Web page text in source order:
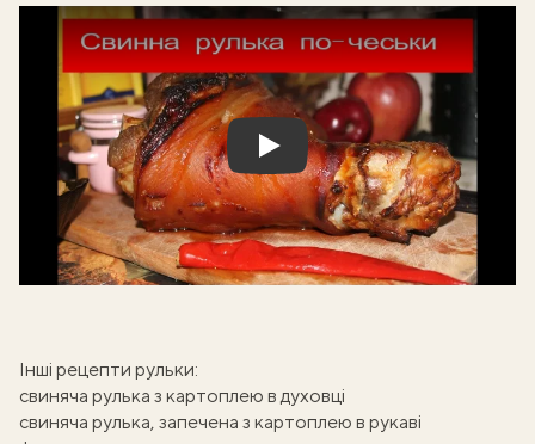
Play
Інші рецепти рульки:
свиняча рулька з картоплею в духовці
свиняча рулька, запечена з картоплею в рукаві